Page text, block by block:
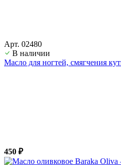
Арт. 02480
В наличии
Масло для ногтей, смягчения
450 ₽